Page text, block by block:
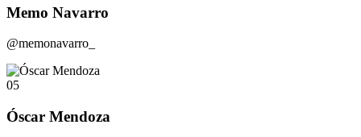
Memo Navarro
@memonavarro_
05
Óscar Mendoza